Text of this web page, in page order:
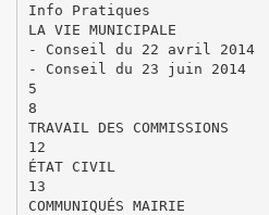
Info Pratiques
LA VIE MUNICIPALE
‐ Conseil du 22 avril 2014
‐ Conseil du 23 juin 2014
5
8
TRAVAIL DES COMMISSIONS
12
ÉTAT CIVIL
13
COMMUNIQUÉS MAIRIE